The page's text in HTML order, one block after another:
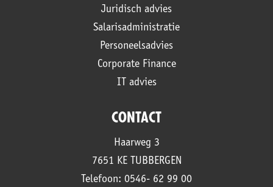
Juridisch advies
Salarisadministratie
Personeelsadvies
Corporate Finance
IT advies
CONTACT
Haarweg 3
7651 KE TUBBERGEN
Telefoon: 0546- 62 99 00